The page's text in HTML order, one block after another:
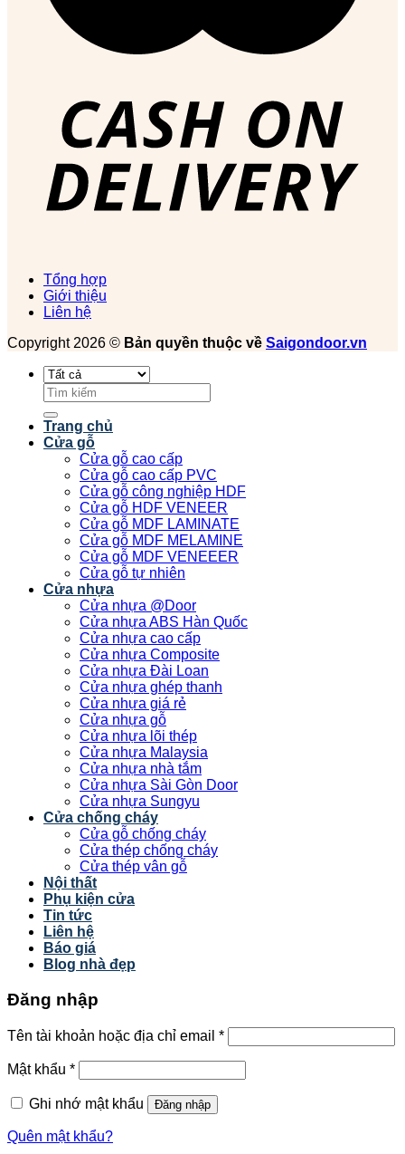
Tổng hợp
Giới thiệu
Liên hệ
Copyright 2026 © Bản quyền thuộc về Saigondoor.vn
Tìm
kiếm:
Trang chủ
Cửa gỗ
Cửa gỗ cao cấp
Cửa gỗ cao cấp PVC
Cửa gỗ công nghiệp HDF
Cửa gỗ HDF VENEER
Cửa gỗ MDF LAMINATE
Cửa gỗ MDF MELAMINE
Cửa gỗ MDF VENEEER
Cửa gỗ tự nhiên
Cửa nhựa
Cửa nhựa @Door
Cửa nhựa ABS Hàn Quốc
Cửa nhựa cao cấp
Cửa nhựa Composite
Cửa nhựa Đài Loan
Cửa nhựa ghép thanh
Cửa nhựa giá rẻ
Cửa nhựa gỗ
Cửa nhựa lõi thép
Cửa nhựa Malaysia
Cửa nhựa nhà tắm
Cửa nhựa Sài Gòn Door
Cửa nhựa Sungyu
Cửa chống cháy
Cửa gỗ chống cháy
Cửa thép chống cháy
Cửa thép vân gỗ
Nội thất
Phụ kiện cửa
Tin tức
Liên hệ
Báo giá
Blog nhà đẹp
Đăng nhập
Tên tài khoản hoặc địa chỉ email *
Mật khẩu *
Ghi nhớ mật khẩu Đăng nhập
Quên mật khẩu?